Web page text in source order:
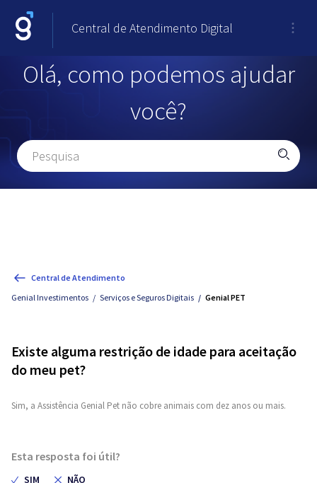
Central de Atendimento Digital
Olá, como podemos ajudar
você?
Central de Atendimento
Genial Investimentos
Serviços e Seguros Digitais Genial PET
Existe alguma restrição de idade para aceitação
do meu pet?
Sim, a Assistência Genial Pet não cobre animais com dez anos ou mais.
Esta resposta foi útil?